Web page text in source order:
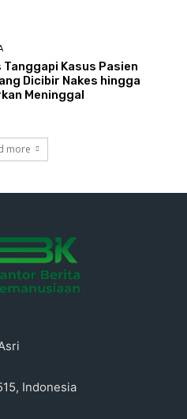
Tanggapi Kasus Pasien
Dicibir Nakes hingga
Meninggal
more
Indonesia